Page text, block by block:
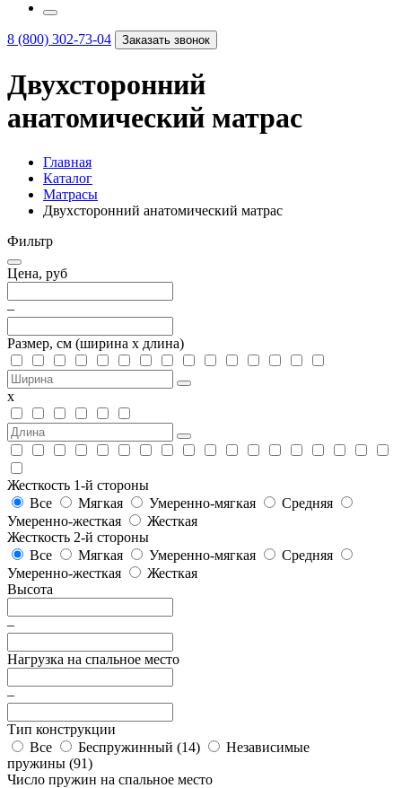
8 (800) 302-73-04 Заказать звонок
Двухсторонний
анатомический матрас
Главная
Каталог
Матрасы
Двухсторонний анатомический матрас
Фильтр
Цена, руб
–
Размер, см (ширина х длина)
х
Жесткость 1-й стороны
Все
Мягкая Умеренно-мягкая
Средняя
Умеренно-жесткая
Жесткая
Жесткость 2-й стороны
Все
Мягкая Умеренно-мягкая
Средняя
Умеренно-жесткая
Жесткая
Высота
–
Нагрузка на спальное место
–
Тип конструкции
Все
Беспружинный (14)
Независимые
пружины (91)
Число пружин на спальное место